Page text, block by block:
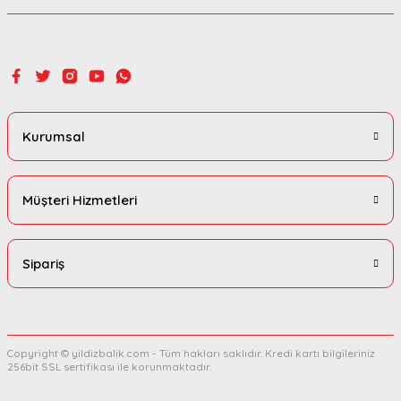
Kurumsal
Müşteri Hizmetleri
Sipariş
Copyright © yildizbalik.com - Tüm hakları saklıdır. Kredi kartı bilgileriniz
256bit SSL sertifikası ile korunmaktadır.